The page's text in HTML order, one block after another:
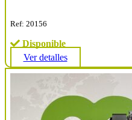
Ref: 20156
Disponible
Ver detalles